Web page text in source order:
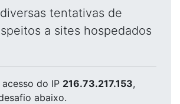
tentativas de
a sites hospedados
do IP 216.73.217.153,
abaixo.